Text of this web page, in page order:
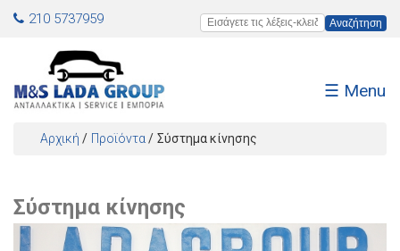
Jump to navigation
210 5737959 Εισάγετε τις λέξεις-κλειδιά
☰ Menu
Είστε εδώ
Αρχική / Προϊόντα / Σύστημα κίνησης
Σύστημα κίνησης